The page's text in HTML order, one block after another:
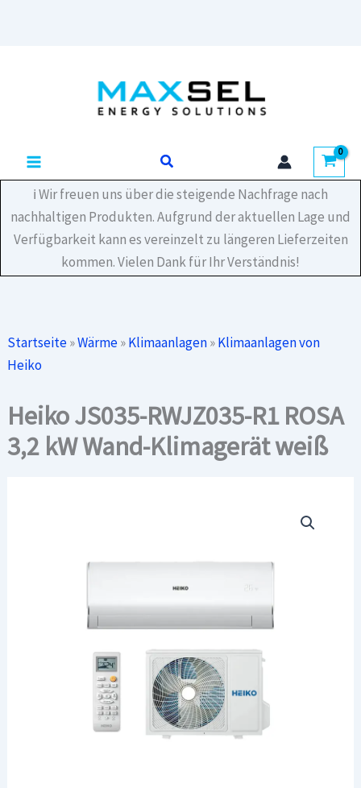
Suchen
ℹ️ Wir freuen uns über die steigende Nachfrage nach
nachhaltigen Produkten. Aufgrund der aktuellen Lage und
Verfügbarkeit kann es vereinzelt zu längeren Lieferzeiten
kommen. Vielen Dank für Ihr Verständnis!
Startseite»Wärme»Klimaanlagen»Klimaanlagen von
Heiko
Heiko JS035-RWJZ035-R1 ROSA
3,2 kW Wand-Klimagerät weiß